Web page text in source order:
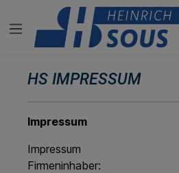
HS IMPRESSUM
Impressum
Impressum
Firmeninhaber: